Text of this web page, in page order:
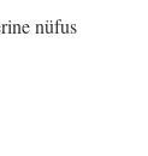
nüfus